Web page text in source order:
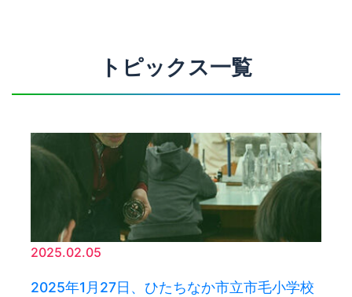
トピックス一覧
2025.02.05
2025年1月27日、ひたちなか市立市毛小学校